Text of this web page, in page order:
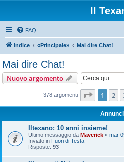
Il
FAQ
Indice «Principale» Mai dire Chat!
Mai dire Chat!
Nuovo argomento
378 argomenti Pagina
1 2
Annunci
Iltexano: 10 anni insieme!
Ultimo messaggio da Maverick « mar
Inviato in Fuori di Testa
Risposte: 93